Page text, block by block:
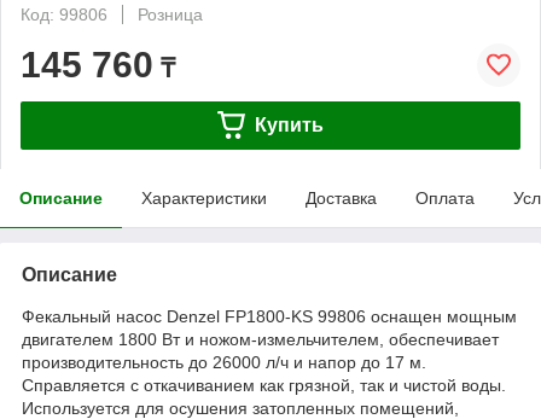
Код: 99806
Розница
145 760 ₸
Купить
Описание Характеристики Доставка Оплата
Описание
Фекальный насос Denzel FP1800-KS 99806 оснащен мощным
двигателем 1800 Вт и ножом-измельчителем, обеспечивает
производительность до 26000 л/ч и напор до 17 м.
Справляется с откачиванием как грязной, так и чистой воды.
Используется для осушения затопленных помещений,